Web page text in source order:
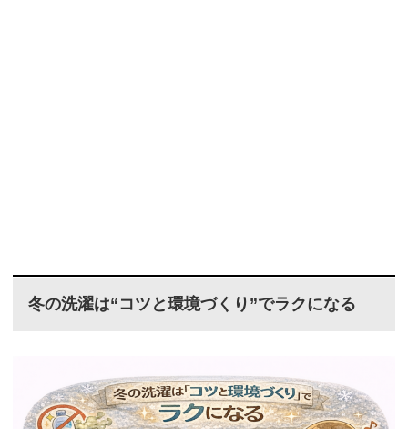
冬の洗濯は“コツと環境づくり”でラクになる